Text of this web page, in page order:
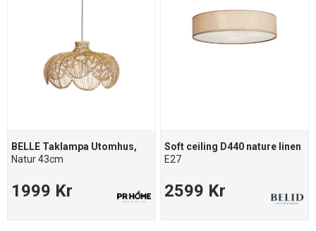
BELLE Taklampa Utomhus,
Natur 43cm
1999 Kr
Soft ceiling D440 nature linen
E27
2599 Kr